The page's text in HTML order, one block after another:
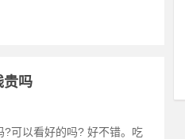
贵吗
?可以看好的吗? 好不错。吃